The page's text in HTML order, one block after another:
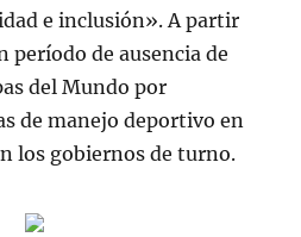
e inclusión». A partir
período de ausencia de
del Mundo por
de manejo deportivo en
los gobiernos de turno.